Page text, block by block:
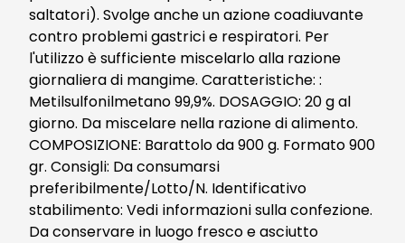
saltatori). Svolge anche un azione coadiuvante
contro problemi gastrici e respiratori. Per
l'utilizzo è sufficiente miscelarlo alla razione
giornaliera di mangime. Caratteristiche: :
Metilsulfonilmetano 99,9%. DOSAGGIO: 20 g al
giorno. Da miscelare nella razione di alimento.
COMPOSIZIONE: Barattolo da 900 g. Formato 900
gr. Consigli: Da consumarsi
preferibilmente/Lotto/N. Identificativo
stabilimento: Vedi informazioni sulla confezione.
Da conservare in luogo fresco e asciutto